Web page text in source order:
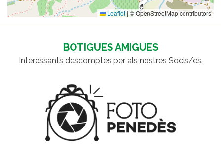
Leaflet | © OpenStreetMap contributors
BOTIGUES AMIGUES
Interessants descomptes per als nostres Socis/es.